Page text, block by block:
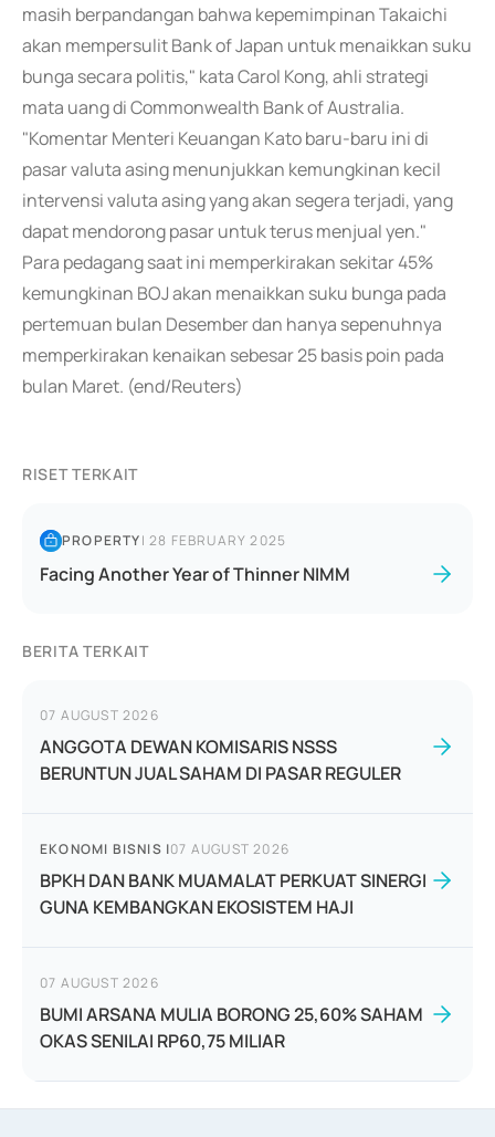
masih berpandangan bahwa kepemimpinan Takaichi
akan mempersulit Bank of Japan untuk menaikkan suku
bunga secara politis," kata Carol Kong, ahli strategi
mata uang di Commonwealth Bank of Australia.
"Komentar Menteri Keuangan Kato baru-baru ini di
pasar valuta asing menunjukkan kemungkinan kecil
intervensi valuta asing yang akan segera terjadi, yang
dapat mendorong pasar untuk terus menjual yen."
Para pedagang saat ini memperkirakan sekitar 45%
kemungkinan BOJ akan menaikkan suku bunga pada
pertemuan bulan Desember dan hanya sepenuhnya
memperkirakan kenaikan sebesar 25 basis poin pada
bulan Maret. (end/Reuters)
RISET TERKAIT
PROPERTY|28 FEBRUARY 2025
Facing Another Year of Thinner NIMM
BERITA TERKAIT
07 AUGUST 2026
ANGGOTA DEWAN KOMISARIS NSSS
BERUNTUN JUAL SAHAM DI PASAR REGULER
EKONOMI BISNIS |07 AUGUST 2026
BPKH DAN BANK MUAMALAT PERKUAT SINERGI
GUNA KEMBANGKAN EKOSISTEM HAJI
07 AUGUST 2026
BUMI ARSANA MULIA BORONG 25,60% SAHAM
OKAS SENILAI RP60,75 MILIAR